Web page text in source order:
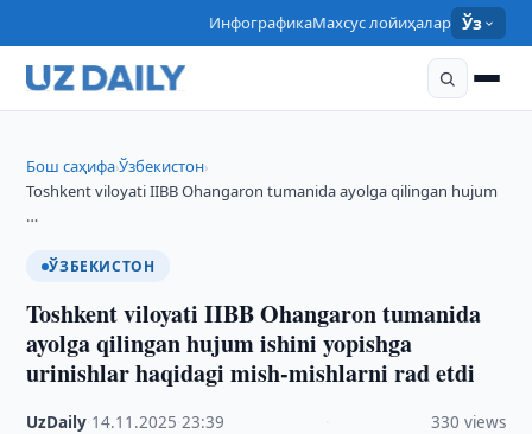
ИнфографикаМахсус лойиҳалар Ўз
Бош саҳифа›Ўзбекистон›
Toshkent viloyati IIBB Ohangaron tumanida ayolga qilingan hujum
…
ЎЗБЕКИСТОН
Toshkent viloyati IIBB Ohangaron tumanida
ayolga qilingan hujum ishini yopishga
urinishlar haqidagi mish-mishlarni rad etdi
UzDaily 14.11.2025 ·23:39 330 views